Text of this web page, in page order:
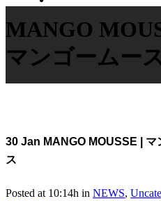
MANGO
マンゴームー
30 Jan MANGO MOUSSE | マ
ス
Posted at 10:14h in NEWS,